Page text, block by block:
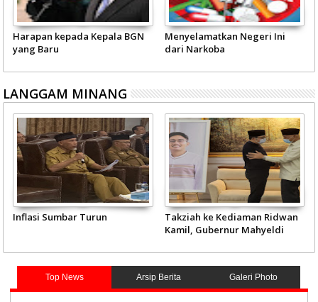
Harapan kepada Kepala BGN
yang Baru
Menyelamatkan Negeri Ini
dari Narkoba
LANGGAM MINANG
Inflasi Sumbar Turun
Takziah ke Kediaman Ridwan
Kamil, Gubernur Mahyeldi
Top News Arsip Berita Galeri Photo